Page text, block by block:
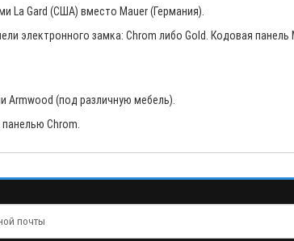
La Gard (США) вместо Mauer (Германия).
электронного замка: Chrom либо Gold. Кодовая
Armwood (под различную мебель).
Chrom.